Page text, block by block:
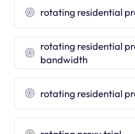
rotating residential
rotating residential
bandwidth
rotating residential